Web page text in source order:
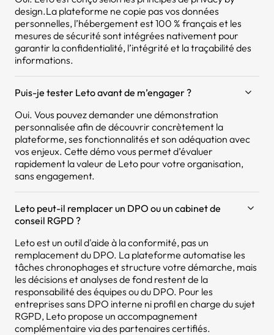
design.La plateforme ne copie pas vos données
personnelles, l’hébergement est 100 % français et les
mesures de sécurité sont intégrées nativement pour
garantir la confidentialité, l’intégrité et la traçabilité des
informations.
Puis-je tester Leto avant de m’engager ?
Oui. Vous pouvez demander une démonstration
personnalisée afin de découvrir concrètement la
plateforme, ses fonctionnalités et son adéquation avec
vos enjeux. Cette démo vous permet d’évaluer
rapidement la valeur de Leto pour votre organisation,
sans engagement.
Leto peut-il remplacer un DPO ou un cabinet de
conseil RGPD ?
Leto est un outil d'aide à la conformité, pas un
remplacement du DPO. La plateforme automatise les
tâches chronophages et structure votre démarche, mais
les décisions et analyses de fond restent de la
responsabilité des équipes ou du DPO. Pour les
entreprises sans DPO interne ni profil en charge du sujet
RGPD, Leto propose un accompagnement
complémentaire via des partenaires certifiés.